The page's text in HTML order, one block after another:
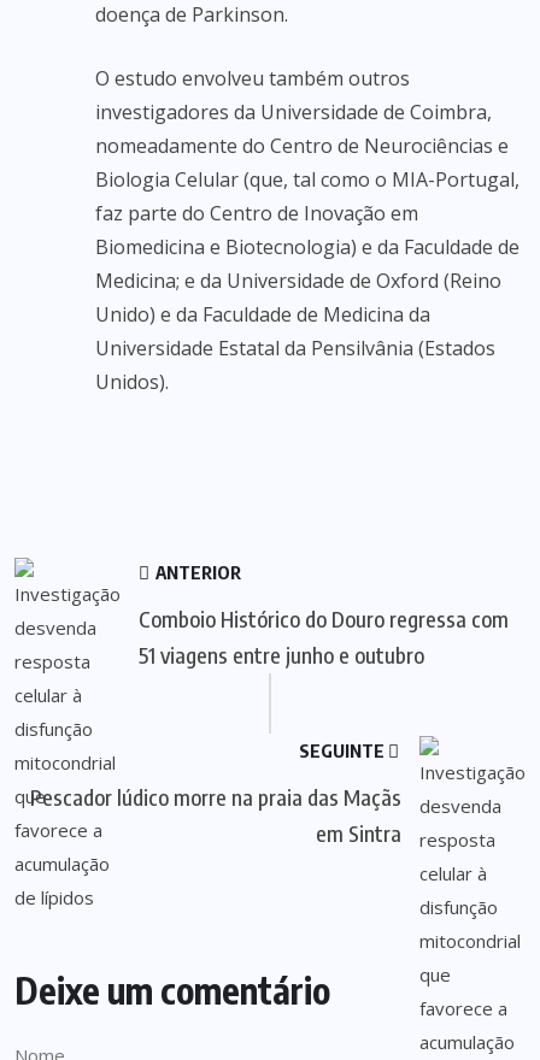
doença de Parkinson.
O estudo envolveu também outros
investigadores da Universidade de Coimbra,
nomeadamente do Centro de Neurociências e
Biologia Celular (que, tal como o MIA-Portugal,
faz parte do Centro de Inovação em
Biomedicina e Biotecnologia) e da Faculdade de
Medicina; e da Universidade de Oxford (Reino
Unido) e da Faculdade de Medicina da
Universidade Estatal da Pensilvânia (Estados
Unidos).
ANTERIOR
Comboio Histórico do Douro regressa com
51 viagens entre junho e outubro
SEGUINTE
Pescador lúdico morre na praia das Maçãs
em Sintra
Deixe um comentário